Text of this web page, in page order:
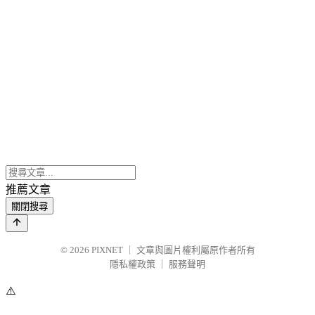
推薦文章
關閉搜尋
© 2026 PIXNET
文章與圖片權利屬原作者所有
隱私權政策
服務聲明
⚠️